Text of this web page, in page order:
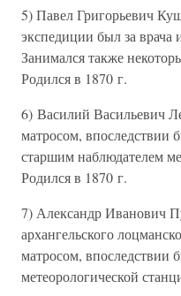
5) Павел Григорьевич
экспедиции был за врача
Занимался также
Родился в 1870 г.
6) Василий Васильевич
матросом, впоследствии
старшим наблюдателем
Родился в 1870 г.
7) Александр Иванович
архангельского
матросом, впоследствии
метеорологической